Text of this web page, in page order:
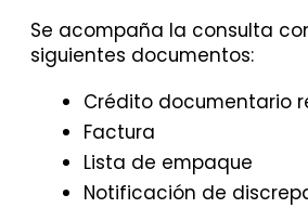
Se acompaña la consulta
siguientes documentos:
Crédito documentario
Factura
Lista de empaque
Notificación de